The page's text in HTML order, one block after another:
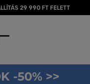
29 990 FT FELETT
-50% >>